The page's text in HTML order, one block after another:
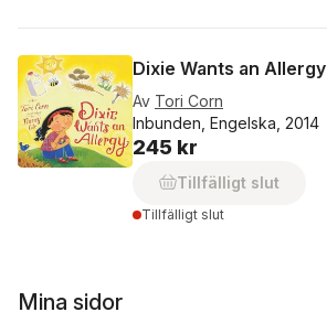
Dixie Wants an Allergy
Av Tori Corn
Inbunden, Engelska, 2014
245 kr
Tillfälligt slut
Tillfälligt slut
Mina sidor